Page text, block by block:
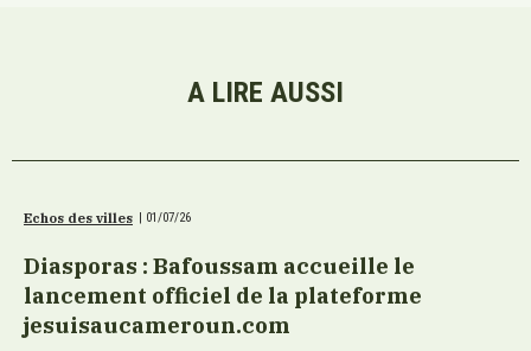
A LIRE AUSSI
Echos des villes 01/07/26
Diasporas : Bafoussam accueille le
lancement officiel de la plateforme
jesuisaucameroun.com